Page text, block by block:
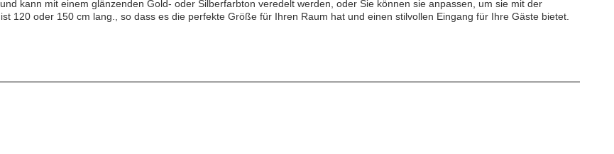
kann mit einem glänzenden Gold- oder Silberfarbton veredelt werden, oder Sie können sie anpassen, um sie mit der
120 oder 150 cm lang., so dass es die perfekte Größe für Ihren Raum hat und einen stilvollen Eingang für Ihre Gäste bietet.